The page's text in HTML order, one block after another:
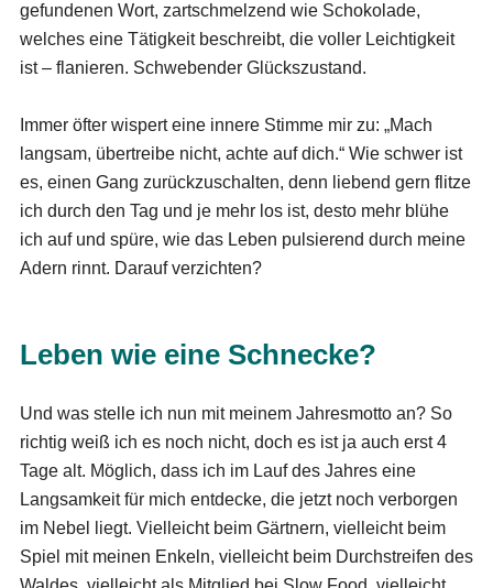
gefundenen Wort, zartschmelzend wie Schokolade,
welches eine Tätigkeit beschreibt, die voller Leichtigkeit
ist – flanieren. Schwebender Glückszustand.
Immer öfter wispert eine innere Stimme mir zu: „Mach
langsam, übertreibe nicht, achte auf dich.“ Wie schwer ist
es, einen Gang zurückzuschalten, denn liebend gern flitze
ich durch den Tag und je mehr los ist, desto mehr blühe
ich auf und spüre, wie das Leben pulsierend durch meine
Adern rinnt. Darauf verzichten?
Leben wie eine Schnecke?
Und was stelle ich nun mit meinem Jahresmotto an? So
richtig weiß ich es noch nicht, doch es ist ja auch erst 4
Tage alt. Möglich, dass ich im Lauf des Jahres eine
Langsamkeit für mich entdecke, die jetzt noch verborgen
im Nebel liegt. Vielleicht beim Gärtnern, vielleicht beim
Spiel mit meinen Enkeln, vielleicht beim Durchstreifen des